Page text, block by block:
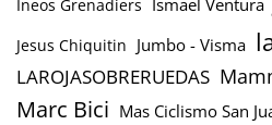
Ineos Grenadiers
Jesus Chiquitin Jumbo - Visma
LAROJASOBRERUEDAS
Marc Bici Mas Ciclismo San